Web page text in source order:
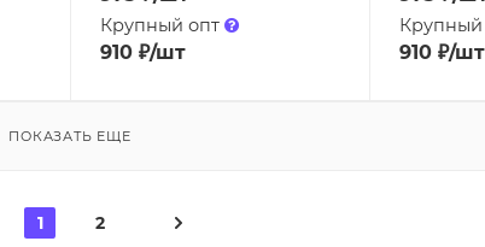
Крупный опт
910₽/шт
Крупный
910₽/шт
ПОКАЗАТЬ ЕЩЕ
1 2